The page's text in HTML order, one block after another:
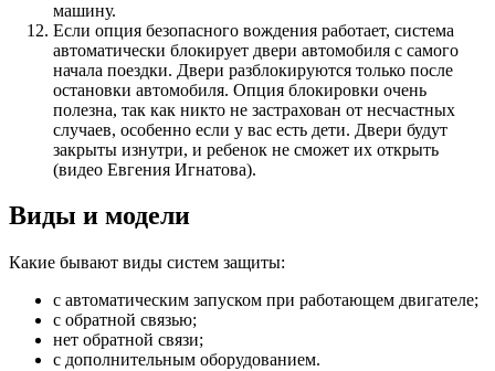
машину.
Если опция безопасного вождения работает, система
автоматически блокирует двери автомобиля с самого
начала поездки. Двери разблокируются только после
остановки автомобиля. Опция блокировки очень
полезна, так как никто не застрахован от несчастных
случаев, особенно если у вас есть дети. Двери будут
закрыты изнутри, и ребенок не сможет их открыть
(видео Евгения Игнатова).
Виды и модели
Какие бывают виды систем защиты:
с автоматическим запуском при работающем двигателе;
с обратной связью;
нет обратной связи;
с дополнительным оборудованием.